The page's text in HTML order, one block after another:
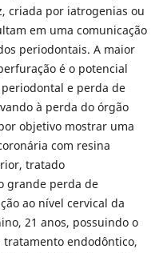
criada por iatrogenias ou
em uma comunicação
periodontais. A maior
é o potencial
e perda de
à perda do órgão
objetivo mostrar uma
com resina
tratado
grande perda de
ao nível cervical da
21 anos, possuindo o
endodôntico,